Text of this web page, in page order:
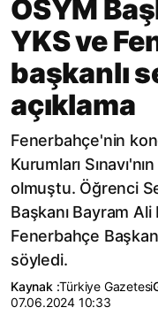
ÖSYM
YKS ve
başkanlı
açıklama
Fenerbahçe'nin
Kurumları
olmuştu. Öğrenci
Başkanı Bayram
Fenerbahçe
söyledi.
Kaynak :Türkiye Gazetesi
07.06.2024 10:33